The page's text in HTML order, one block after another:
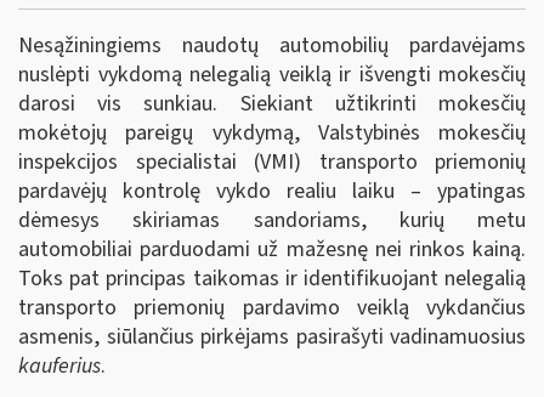
Nesąžiningiems naudotų automobilių pardavėjams
nuslėpti vykdomą nelegalią veiklą ir išvengti mokesčių
darosi vis sunkiau. Siekiant užtikrinti mokesčių
mokėtojų pareigų vykdymą, Valstybinės mokesčių
inspekcijos specialistai (VMI) transporto priemonių
pardavėjų kontrolę vykdo realiu laiku – ypatingas
dėmesys skiriamas sandoriams, kurių metu
automobiliai parduodami už mažesnę nei rinkos kainą.
Toks pat principas taikomas ir identifikuojant nelegalią
transporto priemonių pardavimo veiklą vykdančius
asmenis, siūlančius pirkėjams pasirašyti vadinamuosius
kauferius.